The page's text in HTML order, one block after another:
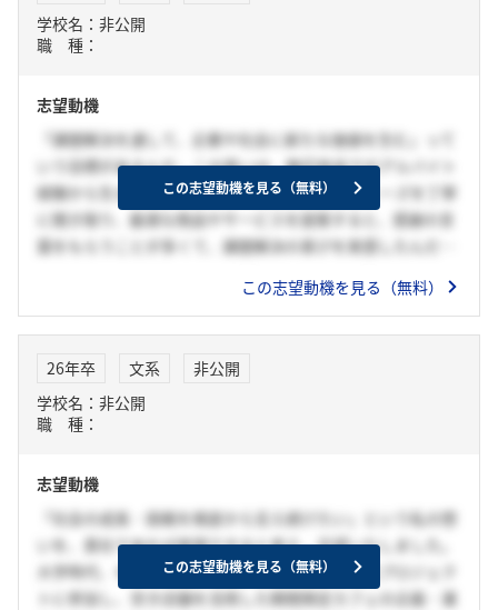
学校名：非公開
職 種：
志望動機
「課題解決を通して、企業や社会に新たな価値を生む」って
いう目標があるんだ。この思いは、無印良品でのアルバイト
経験から生まれたもの。お客さん一人ひとりのニーズを丁寧
に聞き取り、最適な商品やサービスを提案すると、感謝の言
葉をもらうことが多くて、課題解決の喜びを実感したんだ。
向上にも貢献できて、自分の行動が企業価値向上に繋がるこ
この経験から、もっと幅広い課題解決に貢献したいと思うよ
うになった。リース業界は、多種多様な企業の課題を解決
し、成長を支援することで、社会全体の発展に貢献できると
なニーズを掘り起こし、最適なソリューションを提供するこ
とで、企業と社会に新たな価値を生み出したいと考えてる。
この志望動機を見る（無料）
この志望動機を見る（無料）
26年卒 文系
非公開
学校名：非公開
職 種：
志望動機
「社会の成長・挑戦を根底から支え続けたい」という私の想
いを、貴社であれば実現できると考え、志望いたしました。
大学時代、ゼミ活動の一環で地域商店街の活性化プロジェク
トに参加し、空き店舗を活用した期間限定カフェの企画・運
この志望動機を見る（無料）